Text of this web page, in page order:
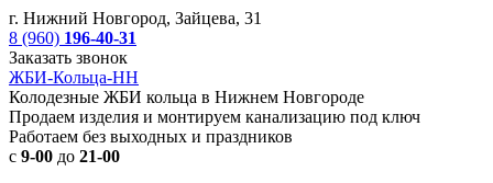
г. Нижний Новгород, Зайцева, 31
8 (960) 196-40-31
Заказать звонок
ЖБИ-Кольца-НН
Колодезные ЖБИ кольца в Нижнем Новгороде
Продаем изделия и монтируем канализацию под ключ
Работаем без выходных и праздников
с 9-00 до 21-00